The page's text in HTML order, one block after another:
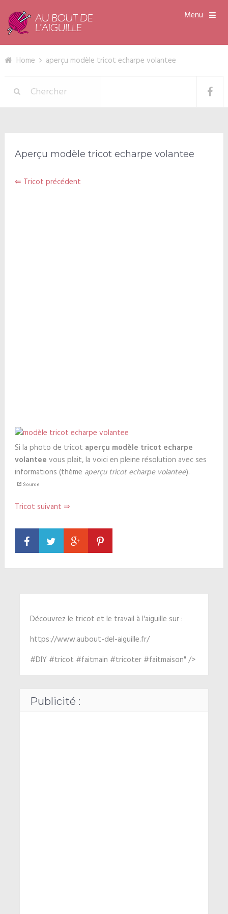
Menu
Home aperçu modèle tricot echarpe volantee
Aperçu modèle tricot echarpe volantee
⇐ Tricot précédent
Si la photo de tricot aperçu modèle tricot echarpe
volantee vous plait, la voici en pleine résolution avec ses
informations (thème aperçu tricot echarpe volantee).
Tricot suivant ⇒
Découvrez le tricot et le travail à l'aiguille sur :
https://www.aubout-del-aiguille.fr/
#DIY #tricot #faitmain #tricoter #faitmaison" />
Publicité :